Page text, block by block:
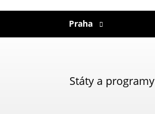
Praha
Státy a programy